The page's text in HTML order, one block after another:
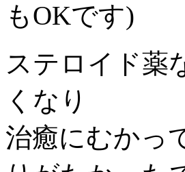
もOKです)
ステロイド薬
くなり
治癒にむかっ